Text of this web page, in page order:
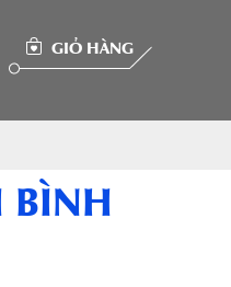
GIỎ HÀNG
BÌNH